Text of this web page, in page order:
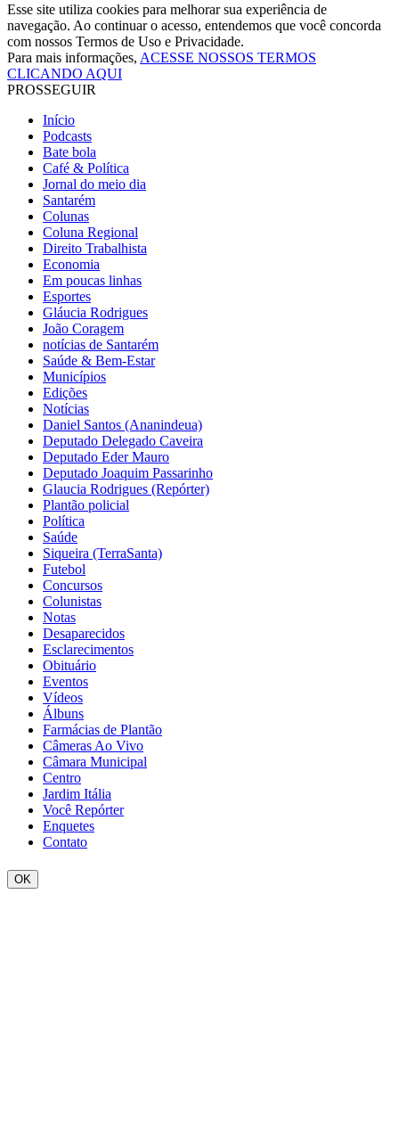
Esse site utiliza cookies para melhorar sua experiência de
navegação. Ao continuar o acesso, entendemos que você concorda
com nossos Termos de Uso e Privacidade.
Para mais informações, ACESSE NOSSOS TERMOS
CLICANDO AQUI
PROSSEGUIR
Início
Podcasts
Bate bola
Café & Política
Jornal do meio dia
Santarém
Colunas
Coluna Regional
Direito Trabalhista
Economia
Em poucas linhas
Esportes
Gláucia Rodrigues
João Coragem
notícias de Santarém
Saúde & Bem-Estar
Municípios
Edições
Notícias
Daniel Santos (Ananindeua)
Deputado Delegado Caveira
Deputado Eder Mauro
Deputado Joaquim Passarinho
Glaucia Rodrigues (Repórter)
Plantão policial
Política
Saúde
Siqueira (TerraSanta)
Futebol
Concursos
Colunistas
Notas
Desaparecidos
Esclarecimentos
Obituário
Eventos
Vídeos
Álbuns
Farmácias de Plantão
Câmeras Ao Vivo
Câmara Municipal
Centro
Jardim Itália
Você Repórter
Enquetes
Contato
OK